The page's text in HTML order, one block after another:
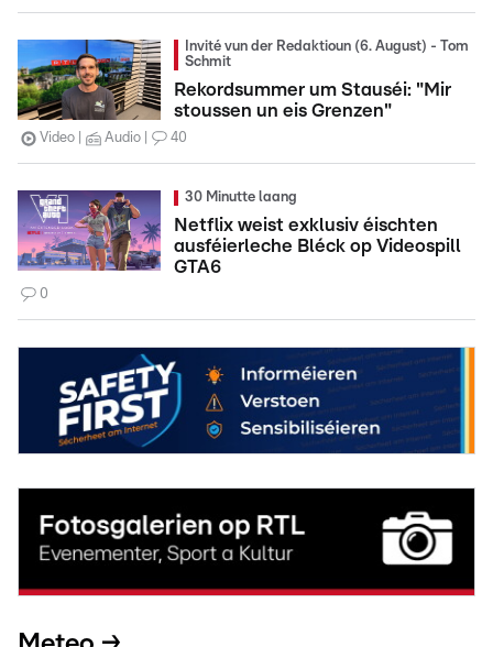
Invité vun der Redaktioun (6. August) - Tom
Schmit
Rekordsummer um Stauséi: "Mir
stoussen un eis Grenzen"
Video Audio 40
30 Minutte laang
Netflix weist exklusiv éischten
ausféierleche Bléck op Videospill
GTA6
0